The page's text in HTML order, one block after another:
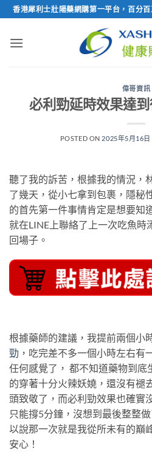
Skip
to
content
香港犀利士壯陽藥網購第一平台，百分
偉哥資訊
必利勁延時效果達
POSTED ON 2025年5月16日
聽了我的訴苦，根據我的情況，
了幾天，從小七拿到包裹，隱秘
的首先第一件事情肯定是想要知
就在LINE上聯絡了上一次吃魚時
回場子。
根據藥師的建議，我提前兩個小
勁 ，吃完差不多一個小時左右有
任何感覺了， 都不知道藥物到底
的穿著十分火辣妖嬈，還沒有褪
頭致敬了，而必利勁效果也確實
只能撐5分鐘，沒想到最後整整
以說那一次就是我從所未有的巔
安心！